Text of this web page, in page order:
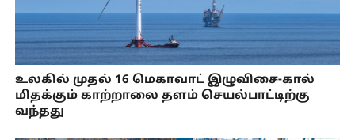
உலகில் முதல் 16 மெகாவாட் இழுவிசை-கால்
மிதக்கும் காற்றாலை தளம் செயல்பாட்டிற்கு
வந்தது